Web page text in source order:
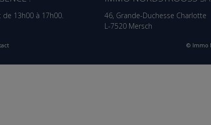
13h00 à 17h00.
46, Grande-Duchesse Charlotte
L-7520 Mersch
© Immo